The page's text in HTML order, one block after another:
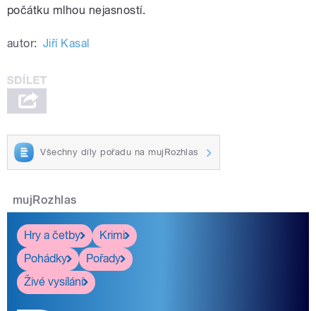
počátku mlhou nejasností.
autor: Jiří Kasal
Všechny díly pořadu na mujRozhlas
mujRozhlas
Hry a četby
Krimi
Pohádky
Pořady
Živé vysílání